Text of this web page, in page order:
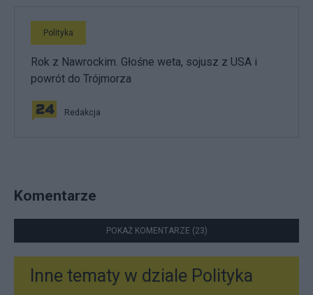
Polityka
Rok z Nawrockim. Głośne weta, sojusz z USA i
powrót do Trójmorza
Redakcja
Komentarze
POKAŻ KOMENTARZE (23)
Inne tematy w dziale Polityka